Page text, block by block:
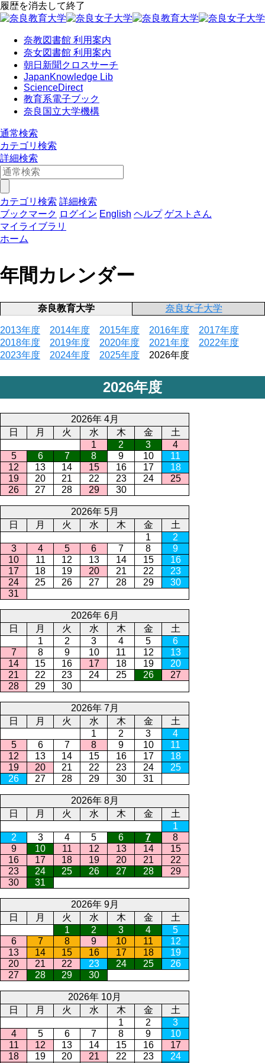
履歴を消去して終了
奈教図書館 利用案内
奈女図書館 利用案内
朝日新聞クロスサーチ
JapanKnowledge Lib
ScienceDirect
教育系電子ブック
奈良国立大学機構
通常検索
カテゴリ検索
詳細検索
カテゴリ検索 詳細検索
ブックマーク ログイン English ヘルプ ゲストさん
マイライブラリ
ホーム
年間カレンダー
奈良教育大学 奈良女子大学
2013年度 2014年度 2015年度 2016年度
2017年度
2018年度
2019年度 2020年度 2021年度
2022年度
2023年度
2024年度 2025年度 2026年度
2026年度
2026年 4月
日
月 火 水 木 金
土
1
2 3
4
5
6 7 8 9 10
11
12
13 14 15 16 17
18
19
20 21 22 23 24
25
26
27 28 29 30
2026年 5月
日
月 火 水 木 金
土
1
2
3
4 5 6 7 8
9
10
11 12 13 14 15
16
17
18 19 20 21 22
23
24
25 26 27 28 29
30
31
2026年 6月
日
月 火 水 木 金
土
1
2 3 4 5
6
7
8 9 10 11 12
13
14
15 16 17 18 19
20
21
22 23 24 25 26
27
28
29 30
2026年 7月
日
月 火 水 木 金
土
1
2 3
4
5
6 7 8 9 10
11
12
13 14 15 16 17
18
19
20 21 22 23 24
25
26
27 28 29 30 31
2026年 8月
日
月 火 水 木 金
土
1
2
3 4 5 6 7
8
9
10 11 12 13 14
15
16
17 18 19 20 21
22
23
24 25 26 27 28
29
30
31
2026年 9月
日
月 火 水 木 金
土
1
2 3 4
5
6
7 8 9 10 11
12
13
14 15 16 17 18
19
20
21 22 23 24 25
26
27
28 29 30
2026年 10月
日
月 火 水 木 金
土
1
2
3
4
5 6 7 8 9
10
11
12 13 14 15 16
17
18
19 20 21 22 23
24